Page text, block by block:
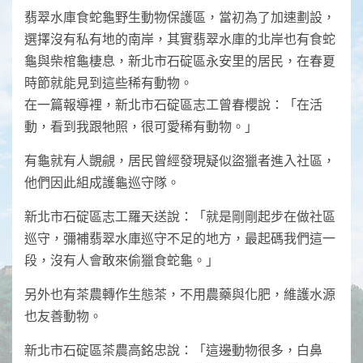
翡翠水庫食蛇龜野生動物保護區，當初為了加速劃設，
選擇沒有私有地的南岸，其實翡翠水庫的北岸也有食蛇
龜與柴棺龜棲息，新北市石碇區永安里的居民，在春夏
時節就能見到這些稀有動物。
在一篇報導裡，新北市石碇區志工曾春櫻說：「在活
動，看到我跟牠照，很可愛稀有動物。」
有龜就有人覬覦，居民曾經發現疑似盜獵者進入社區，
他們因此組成護龜巡守隊。
新北市石碇區志工羅天送說：「就是剛剛起步在做社區
巡守，彌補翡翠水庫巡守不足的地方，最起碼我們這一
段，沒有人會敢來偷獵食蛇龜。」
另外也有茶農轉作生態茶，不用農藥與化肥，維護水源
也友善動物。
新北市石碇區茶農高銘忠說：「這邊動物很多，白鼻